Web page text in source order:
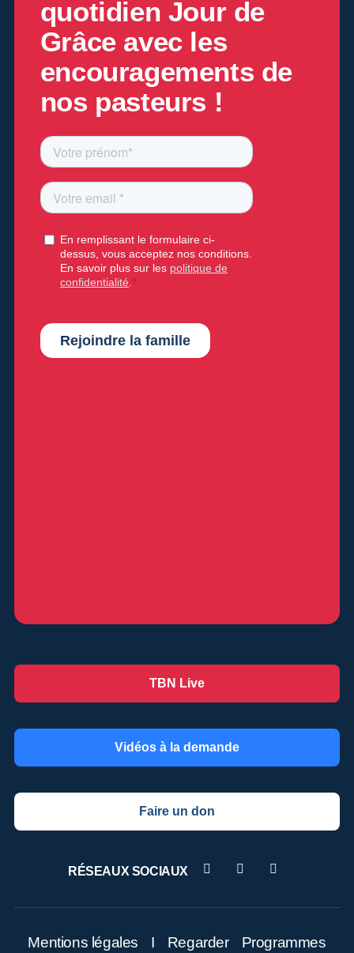
quotidien Jour de
Grâceavec les
encouragements de
nos pasteurs !
TBN Live
Vidéos à la demande
Faire un don
RÉSEAUX SOCIAUX
Mentions légales I Regarder Programmes